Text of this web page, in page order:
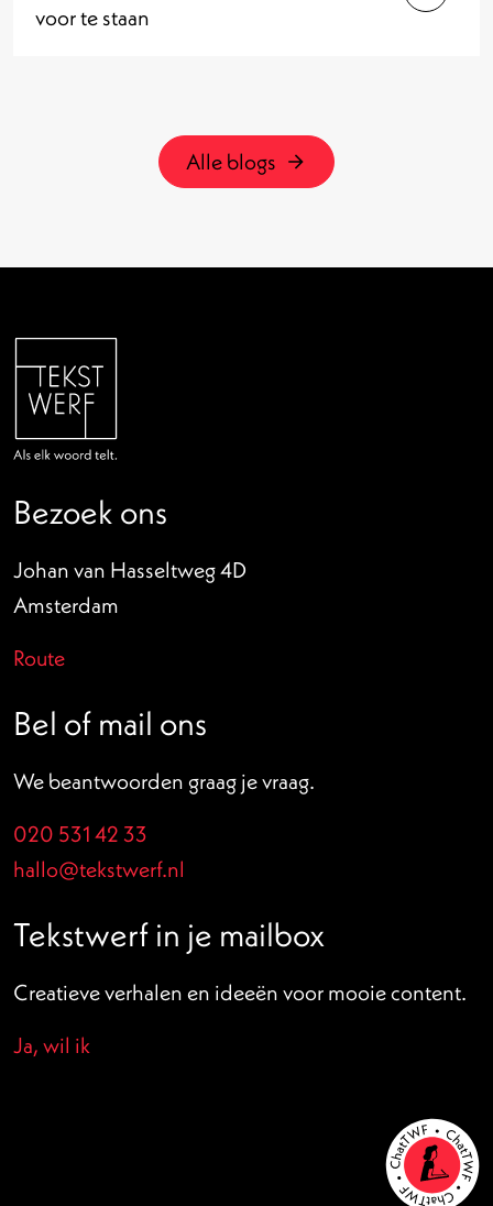
voor te staan
Alle blogs
Bezoek ons
Johan van Hasseltweg 4D
Amsterdam
Route
Bel of mail ons
We beantwoorden graag je vraag.
020 531 42 33
hallo@tekstwerf.nl
Tekstwerf in je mailbox
Creatieve verhalen en ideeën voor mooie content.
Ja, wil ik